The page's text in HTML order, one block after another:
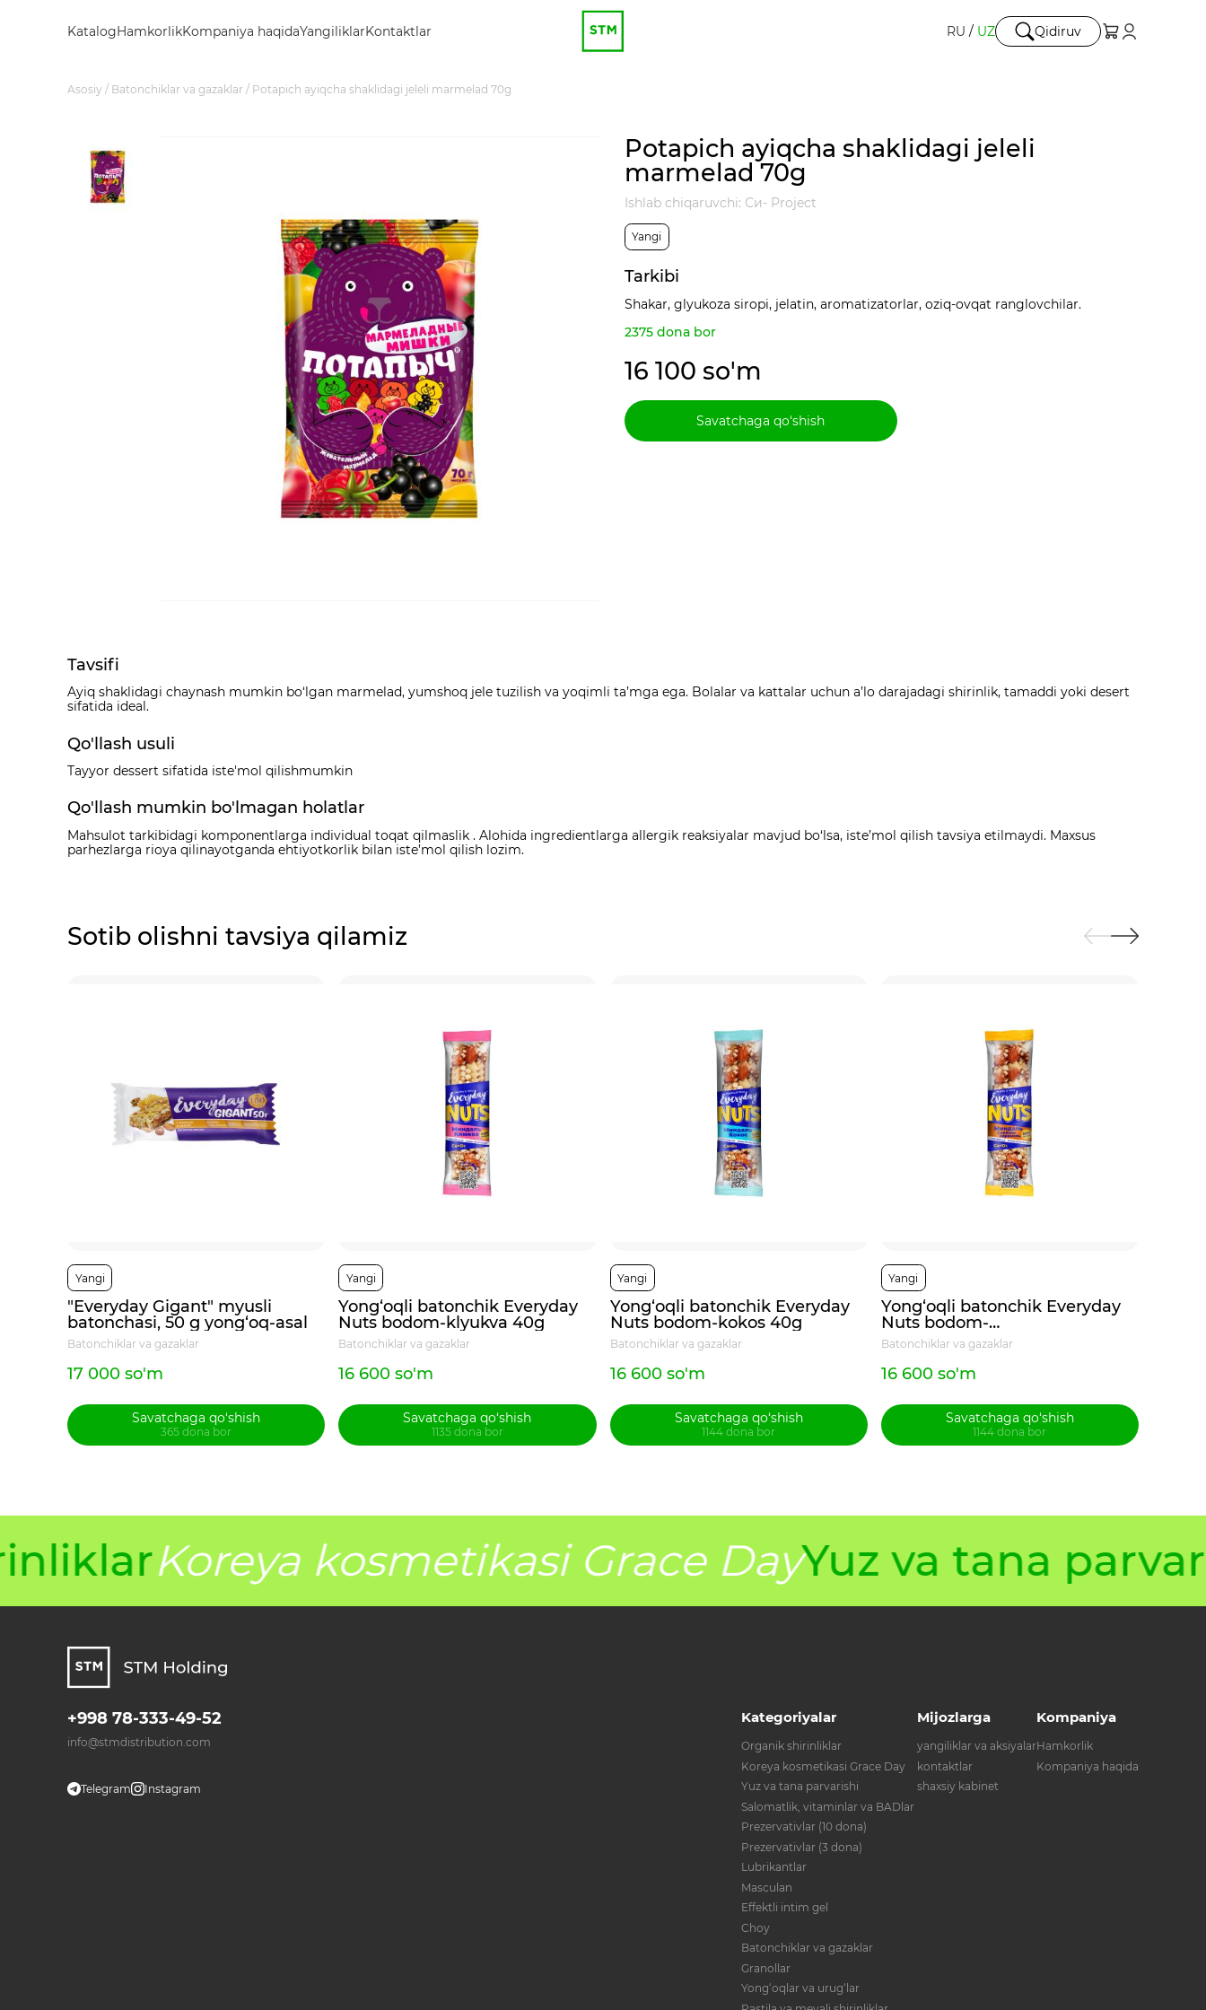
KatalogHamkorlikKompaniya haqidaYangiliklarKontaktlar RU / UZ Qidiruv
Asosiy Batonchiklar va gazaklar Potapich ayiqcha shaklidagi jeleli marmelad 70g
Potapich ayiqcha shaklidagi jeleli
marmelad 70g
Ishlab chiqaruvchi: Си- Project
Yangi
Tarkibi
Shakar, glyukoza siropi, jelatin, aromatizatorlar, oziq-ovqat ranglovchilar.
2375 dona bor
16 100 so'm
Savatchaga qo‘shish
Tavsifi
Ayiq shaklidagi chaynash mumkin bo‘lgan marmelad, yumshoq jele tuzilish va yoqimli ta’mga ega. Bolalar va kattalar uchun a’lo darajadagi shirinlik, tamaddi yoki desert
sifatida ideal.
Qo'llash usuli
Tayyor dessert sifatida iste'mol qilishmumkin
Qo'llash mumkin bo'lmagan holatlar
Mahsulot tarkibidagi komponentlarga individual toqat qilmaslik . Alohida ingredientlarga allergik reaksiyalar mavjud bo‘lsa, iste’mol qilish tavsiya etilmaydi. Maxsus
parhezlarga rioya qilinayotganda ehtiyotkorlik bilan iste’mol qilish lozim.
Sotib olishni tavsiya qilamiz
Yangi
"Everyday Gigant" myusli
batonchasi, 50 g yong‘oq-asal
Batonchiklar va gazaklar
17 000 so'm
Savatchaga qo‘shish
365 dona bor
Yangi
Yong‘oqli batonchik Everyday
Nuts bodom-klyukva 40g
Batonchiklar va gazaklar
16 600 so'm
Savatchaga qo‘shish
1135 dona bor
Yangi
Yong‘oqli batonchik Everyday
Nuts bodom-kokos 40g
Batonchiklar va gazaklar
16 600 so'm
Savatchaga qo‘shish
1144 dona bor
Yangi
Yong‘oqli batonchik Everyday
Nuts bodom-
tuzlangan.karamel 40g
Batonchiklar va gazaklar
16 600 so'm
Savatchaga qo‘shish
1144 dona bor
Koreya kosmetikasi Grace DayYuz va tana
+998 78-333-49-52
info@stmdistribution.com
Telegram Instagram
Kategoriyalar
Organik shirinliklar
Koreya kosmetikasi Grace Day
Yuz va tana parvarishi
Salomatlik, vitaminlar va BADlar
Prezervativlar (10 dona)
Prezervativlar (3 dona)
Lubrikantlar
Masculan
Effektli intim gel
Choy
Batonchiklar va gazaklar
Granollar
Yong‘oqlar va urug‘lar
Mijozlarga
yangiliklar va aksiyalar
kontaktlar
shaxsiy kabinet
Kompaniya
Hamkorlik
Kompaniya haqida